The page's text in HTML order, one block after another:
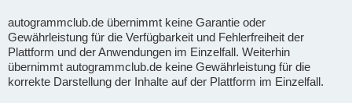
autogrammclub.de übernimmt keine Garantie oder
Gewährleistung für die Verfügbarkeit und Fehlerfreiheit der
Plattform und der Anwendungen im Einzelfall. Weiterhin
übernimmt autogrammclub.de keine Gewährleistung für die
korrekte Darstellung der Inhalte auf der Plattform im Einzelfall.